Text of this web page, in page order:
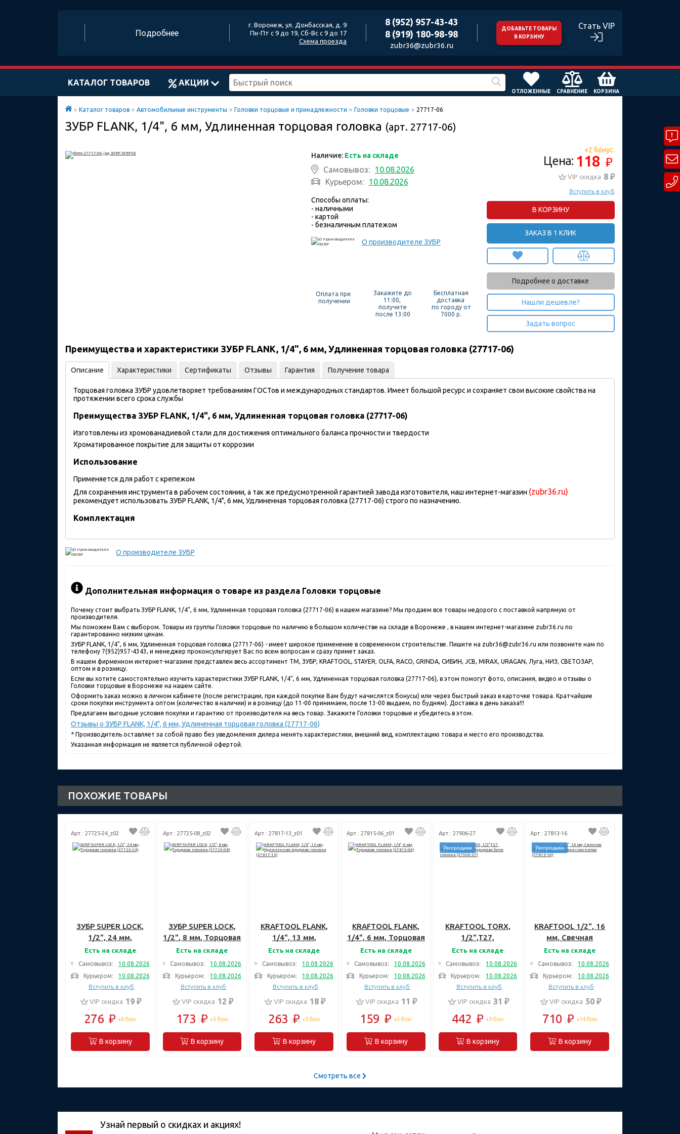
Подробнее
г. Воронеж, ул. Донбасская, д. 9
Пн-Пт с 9 до 19, Сб-Вс с 9 до 17
Схема проезда
8 (952) 957-43-43
8 (919) 180-98-98
zubr36@zubr36.ru
ДОБАВЬТЕ ТОВАРЫ
В КОРЗИНУ
Стать VIP
КАТАЛОГ ТОВАРОВ АКЦИИ
ОТЛОЖЕННЫЕ СРАВНЕНИЕ КОРЗИНА
» Каталог товаров » Автомобильные инструменты » Головки торцовые и принадлежности » Головки торцовые » 27717-06
ЗУБР FLANK, 1/4", 6 мм, Удлиненная торцовая головка (арт. 27717-06)
Наличие: Есть на складе
Самовывоз:
10.08.2026
Курьером:
10.08.2026
Способы оплаты:
- наличными
- картой
- безналичным платежом
О производителе ЗУБР
Оплата при
получении
Закажите до
11:00,
получите
после 13:00
Бесплатная
доставка
по городу от
7000 р.
+2 бонус.
Цена: 118 ₽
VIP скидка 8 ₽
Вступить в клуб
В КОРЗИНУ
ЗАКАЗ В 1 КЛИК
Подробнее о доставке
Нашли дешевле?
Задать вопрос
Преимущества и характеристики ЗУБР FLANK, 1/4", 6 мм, Удлиненная торцовая головка (27717-06)
Описание Характеристики Сертификаты Отзывы Гарантия Получение товара
Торцовая головка ЗУБР удовлетворяет требованиям ГОСТов и международных стандартов. Имеет большой ресурс и сохраняет свои высокие свойства на
протяжении всего срока службы
Преимущества ЗУБР FLANK, 1/4", 6 мм, Удлиненная торцовая головка (27717-06)
Изготовлены из хромованадиевой стали для достижения оптимального баланса прочности и твердости
Хроматированное покрытие для защиты от коррозии
Использование
Применяется для работ с крепежом
Для сохранения инструмента в рабочем состоянии, а так же предусмотренной гарантией завода изготовителя, наш интернет-магазин (zubr36.ru)
рекомендует использовать ЗУБР FLANK, 1/4", 6 мм, Удлиненная торцовая головка (27717-06) строго по назначению.
Комплектация
О производителе ЗУБР
Дополнительная информация о товаре из раздела Головки торцовые
Почему стоит выбрать ЗУБР FLANK, 1/4", 6 мм, Удлиненная торцовая головка (27717-06) в нашем магазине? Мы продаем все товары недорого с поставкой напрямую от
производителя.
Мы поможем Вам с выбором. Товары из группы Головки торцовые по наличию в большом количестве на складе в Воронеже , в нашем интернет-магазине zubr36.ru по
гарантированно низким ценам.
ЗУБР FLANK, 1/4", 6 мм, Удлиненная торцовая головка (27717-06) - имеет широкое применение в современном строительстве. Пишите на zubr36@zubr36.ru или позвоните нам по
телефону 7(952)957-4343, и менеджер проконсультирует Вас по всем вопросам и сразу примет заказ.
В нашем фирменном интернет-магазине представлен весь ассортимент ТМ, ЗУБР, KRAFTOOL, STAYER, OLFA, RACO, GRINDA, СИБИН, JCB, MIRAX, URAGAN, Луга, НИЗ, СВЕТОЗАР,
оптом и в розницу.
Если вы хотите самостоятельно изучить характеристики ЗУБР FLANK, 1/4", 6 мм, Удлиненная торцовая головка (27717-06), в этом помогут фото, описания, видео и отзывы о
Головки торцовые в Воронеже на нашем сайте.
Оформить заказ можно в личном кабинете (после регистрации, при каждой покупке Вам будут начислятся бонусы) или через быстрый заказ в карточке товара. Кратчайшие
сроки покупки инструмента оптом (количество в наличии) и в розницу (до 11-00 принимаем, после 13-00 выдаем, по будням). Доставка в день заказа!!!
Предлагаем выгодные условия покупки и гарантию от производителя на весь товар. Закажите Головки торцовые и убедитесь в этом.
Отзывы о ЗУБР FLANK, 1/4", 6 мм, Удлиненная торцовая головка (27717-06)
* Производитель оставляет за собой право без уведомления дилера менять характеристики, внешний вид, комплектацию товара и место его производства.
Указанная информация не является публичной офертой.
ПОХОЖИЕ ТОВАРЫ
Арт.: 27725-24_z02
ЗУБР SUPER LOCK,
1/2", 24 мм,
Торцовая головка
(27725-24)
Есть на складе
Самовывоз:
10.08.2026
Курьером:
10.08.2026
Вступить в клуб
VIP скидка 19 ₽
276 ₽ +6 бон.
В корзину
Арт.: 27725-08_z02
ЗУБР SUPER LOCK,
1/2", 8 мм, Торцовая
головка (27725-08)
Есть на складе
Самовывоз:
10.08.2026
Курьером:
10.08.2026
Вступить в клуб
VIP скидка 12 ₽
173 ₽ +3 бон.
В корзину
Арт.: 27817-13_z01
KRAFTOOL FLANK,
1/4", 13 мм,
Удлиненная
торцовая головка
Есть на складе
Самовывоз:
10.08.2026
Курьером:
10.08.2026
Вступить в клуб
VIP скидка 18 ₽
263 ₽ +5 бон.
В корзину
Арт.: 27815-06_z01
KRAFTOOL FLANK,
1/4", 6 мм, Торцовая
головка (27815-06)
Есть на складе
Самовывоз:
10.08.2026
Курьером:
10.08.2026
Вступить в клуб
VIP скидка 11 ₽
159 ₽ +3 бон.
В корзину
Арт.: 27906-27
Распродажа
KRAFTOOL TORX,
1/2",T27,
Удлиненная
торцовая бита-
головка (27906-27)
Есть на складе
Самовывоз:
10.08.2026
Курьером:
10.08.2026
Вступить в клуб
VIP скидка 31 ₽
442 ₽ +9 бон.
В корзину
Арт.: 27813-16
Распродажа
KRAFTOOL 1/2", 16
мм, Свечная
торцовая головка с
магнитом (27813-
Есть на складе
Самовывоз:
10.08.2026
Курьером:
10.08.2026
Вступить в клуб
VIP скидка 50 ₽
710 ₽ +14 бон.
В корзину
Смотреть все
Узнай первый о скидках и акциях!